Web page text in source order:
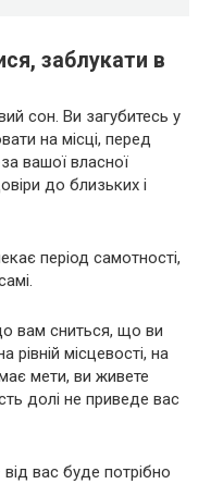
заблукати в
сон. Ви загубитесь у
на місці, перед
вашої власної
до близьких і
період самотності,
вам сниться, що ви
рівній місцевості, на
мети, ви живете
долі не приведе вас
вас буде потрібно